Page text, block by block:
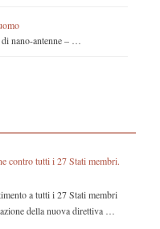
nano-antenne – …
contro tutti i 27 Stati membri.
a tutti i 27 Stati membri
della nuova direttiva …